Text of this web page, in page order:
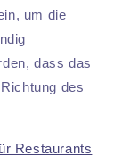
um die
dass das
des
Restaurants